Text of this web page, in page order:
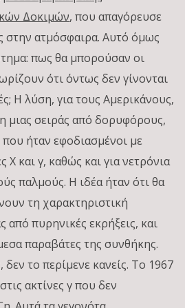
Δοκιμών, που απαγόρευσε
στην ατμόσφαιρα. Αυτό όμως
πως θα μπορούσαν οι
ότι όντως δεν γίνονται
Η λύση, για τους Αμερικάνους,
μιας σειράς από δορυφόρους,
ήταν εφοδιασμένοι με
Χ και γ, καθώς και για νετρόνια
παλμούς. Η ιδέα ήταν ότι θα
τη χαρακτηριστική
από πυρηνικές εκρήξεις, και
παραβάτες της συνθήκης.
το περίμενε κανείς. Το 1967
ακτίνες γ που δεν